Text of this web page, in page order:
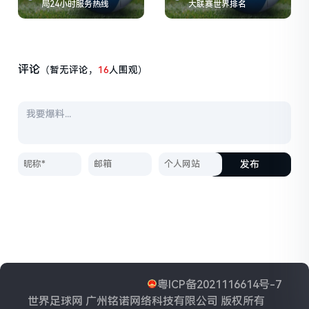
局24小时服务热线 大联赛世界排名
评论 （暂无评论， 16人围观）
发布
粤ICP备2021116614号-7
世界足球网 广州铭诺网络科技有限公司 版权所有